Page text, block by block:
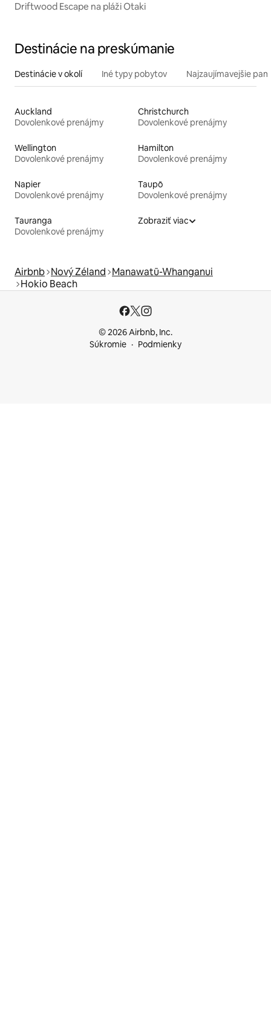
Driftwood Escape na pláži Otaki
Destinácie na preskúmanie
Destinácie v okolí Iné typy pobytov Najzaujímavejšie
Auckland
Dovolenkové prenájmy
Christchurch
Dovolenkové prenájmy
Wellington
Dovolenkové prenájmy
Hamilton
Dovolenkové prenájmy
Napier
Dovolenkové prenájmy
Taupō
Dovolenkové prenájmy
Tauranga
Dovolenkové prenájmy
Zobraziť viac
Airbnb Nový Zéland Manawatū-Whanganui
Hokio Beach
© 2026 Airbnb, Inc.
Súkromie
Podmienky